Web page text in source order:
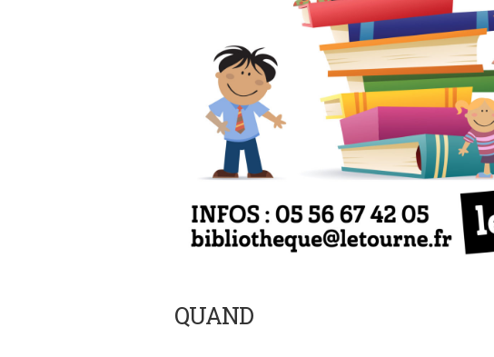
QUAND